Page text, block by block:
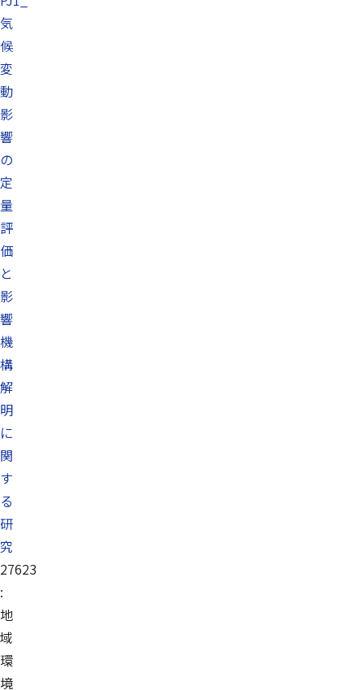
気
候
変
動
影
響
の
定
量
評
価
と
影
響
機
構
解
明
に
関
す
る
研
究
27623
:
地
域
環
境